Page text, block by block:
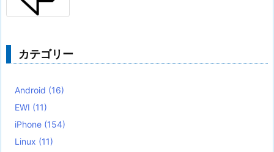
カテゴリー
Android (16)
EWI (11)
iPhone (154)
Linux (11)